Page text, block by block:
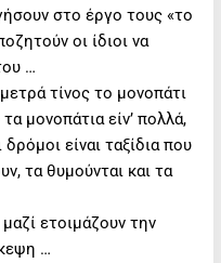
στο έργο τους «το
οι ίδιοι να
…
τίνος το μονοπάτι
μονοπάτια είν’ πολλά,
είναι ταξίδια που
τα θυμούνται και τα
ετοιμάζουν την
…